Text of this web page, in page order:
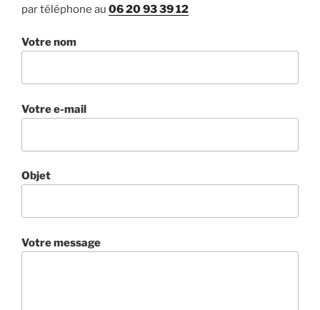
par téléphone au 06 20 93 39 12
Votre nom
Votre e-mail
Objet
Votre message